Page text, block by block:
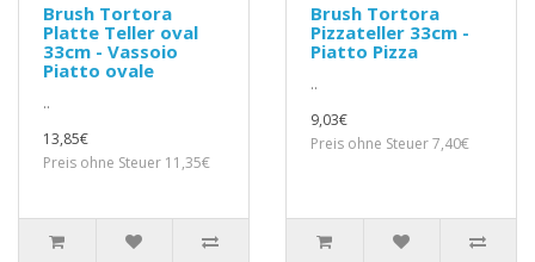
Brush Tortora
Platte Teller oval
33cm - Vassoio
Piatto ovale
..
13,85€
Preis ohne Steuer 11,35€
Brush Tortora
Pizzateller 33cm -
Piatto Pizza
..
9,03€
Preis ohne Steuer 7,40€